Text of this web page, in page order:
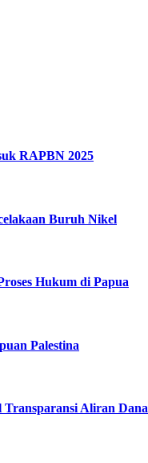
RAPBN 2025
Buruh Nikel
Hukum di Papua
Palestina
Aliran Dana